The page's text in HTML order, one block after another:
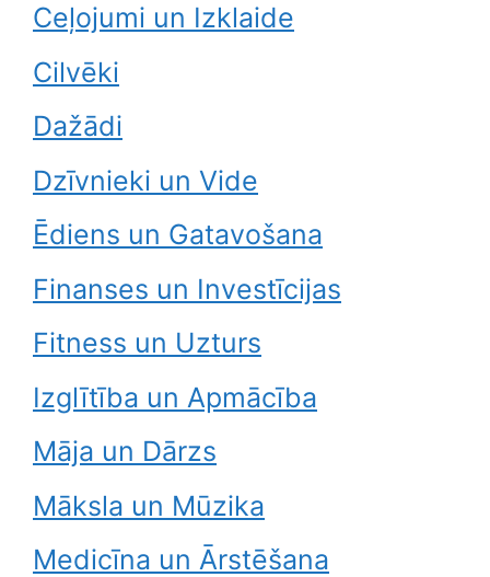
Ceļojumi un Izklaide
Cilvēki
Dažādi
Dzīvnieki un Vide
Ēdiens un Gatavošana
Finanses un Investīcijas
Fitness un Uzturs
Izglītība un Apmācība
Māja un Dārzs
Māksla un Mūzika
Medicīna un Ārstēšana